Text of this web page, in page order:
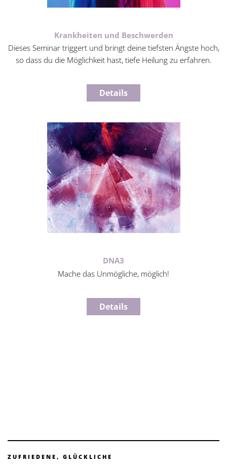
Krankheiten und Beschwerden
Dieses Seminar triggert und bringt deine tiefsten Ängste hoch,
so dass du die Möglichkeit hast, tiefe Heilung zu erfahren.
Details
DNA3
Mache das Unmögliche, möglich!
Details
ZUFRIEDENE, GLÜCKLICHE